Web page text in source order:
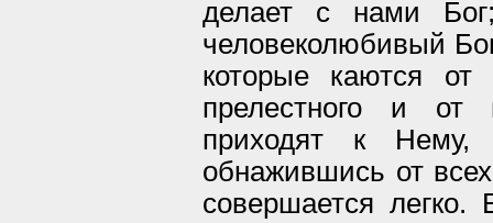
делает с нами
человеколюбивый
которые каются
прелестного и от
приходят к
обнажившись от
совершается